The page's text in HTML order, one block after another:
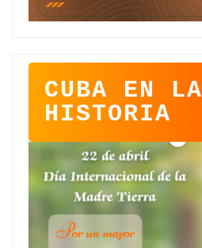
CUBA EN LA
HISTORIA